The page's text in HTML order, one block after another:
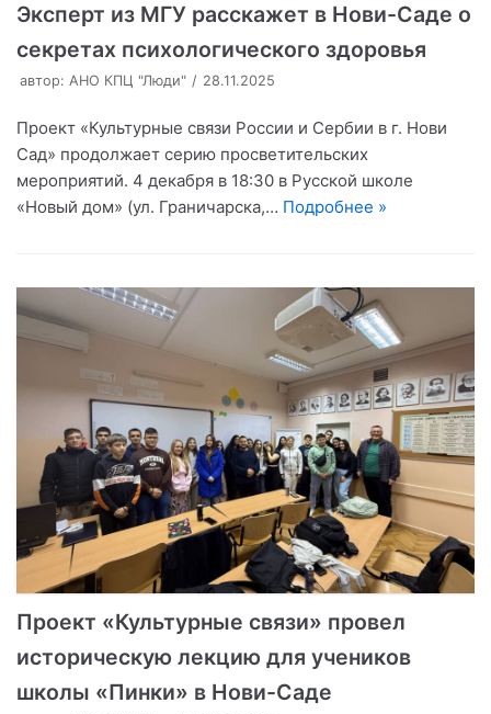
Эксперт из МГУ расскажет в Нови-Саде о
секретах психологического здоровья
автор: АНО КПЦ "Люди" 28.11.2025
Проект «Культурные связи России и Сербии в г. Нови
Сад» продолжает серию просветительских
мероприятий. 4 декабря в 18:30 в Русской школе
«Новый дом» (ул. Граничарска,… Подробнее »
Проект «Культурные связи» провел
историческую лекцию для учеников
школы «Пинки» в Нови-Саде